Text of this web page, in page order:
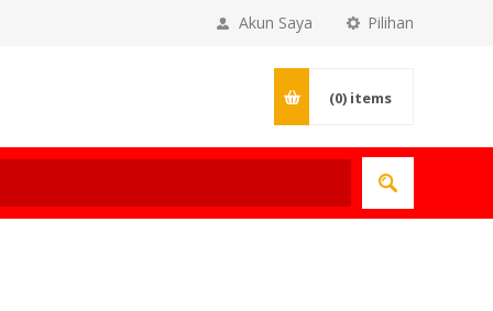
Pilihan
Akun Saya
(0) items